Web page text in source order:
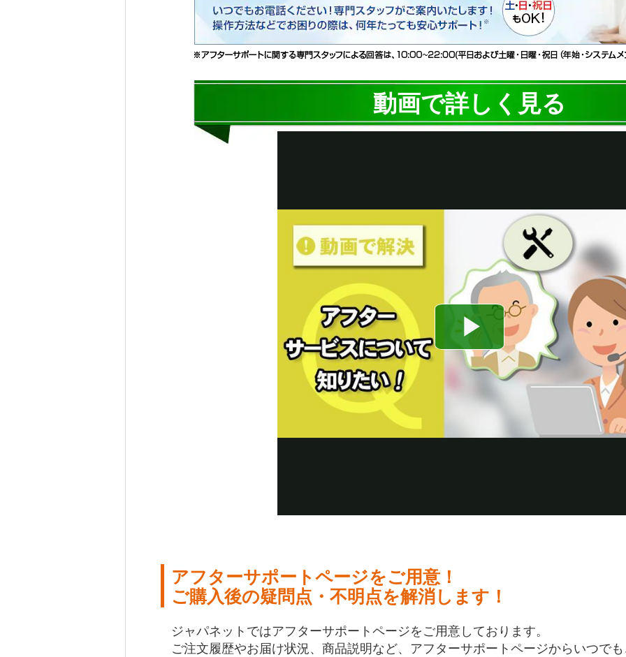
動画で詳しく見る
アフターサポートページをご用意！
ご購入後の疑問点・不明点を解消します！
ジャパネットではアフターサポートページをご用意しております。
ご注文履歴やお届け状況、商品説明など、アフターサポートページからいつで